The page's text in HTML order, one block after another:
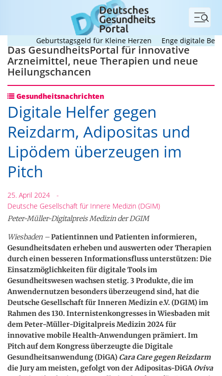
Menü
Geburtstagsgeld für Kleine Herzen Enge digitale
Das GesundheitsPortal für innovative
Arzneimittel, neue Therapien und neue
Heilungschancen
Gesundheitsnachrichten
Digitale Helfer gegen
Reizdarm, Adipositas und
Lipödem überzeugen im
Pitch
25. April 2024
-
Deutsche Gesellschaft für Innere Medizin (DGIM)
Peter-Müller-Digitalpreis Medizin der DGIM
Wiesbaden –Patientinnen und Patienten informieren,
Gesundheitsdaten erheben und auswerten oder Therapien
durch einen besseren Informationsfluss unterstützen: Die
Einsatzmöglichkeiten für digitale Tools im
Gesundheitswesen wachsen stetig. 3 Produkte, die im
Anwendernutzen besonders überzeugend sind, hat die
Deutsche Gesellschaft für Inneren Medizin e.V. (DGIM) im
Rahmen des 130. Internistenkongresses in Wiesbaden mit
dem Peter-Müller-Digitalpreis Medizin 2024 für
innovative mobile Health-Anwendungen prämiert. Im
Pitch auf dem Kongress überzeugte die Digitale
Gesundheitsanwendung (DiGA) Cara Care gegen Reizdarm
die Jury am meisten, gefolgt von der Adipositas-DiGA Oviva